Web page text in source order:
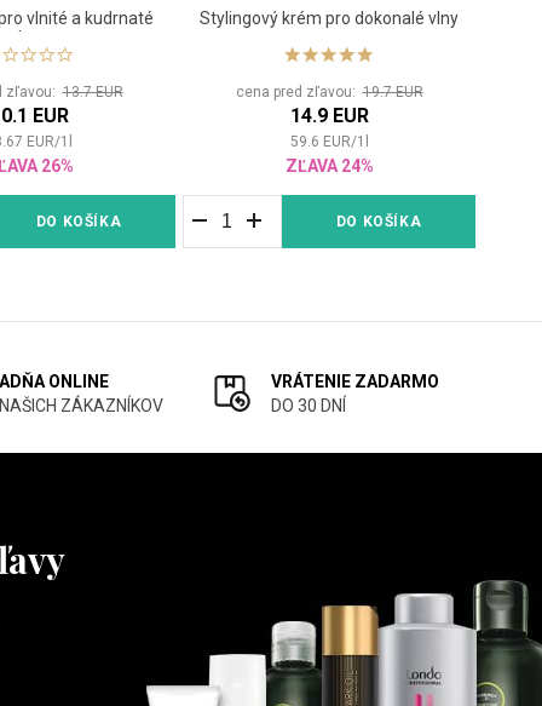
vlnité a kudrnaté
vlasy
zľavou:13.7 EUR
EUR
EUR/1
26%
DO KOŠÍKA
Stylingový krém pro dokonalé vlny
cena pred zľavou:19.7 EUR
14.9 EUR
59.6 EUR/1
ZĽAVA 24%
DO KOŠÍKA
ONLINE
ZÁKAZNÍKOV
VRÁTENIE ZADARMO
DO 30 DNÍ